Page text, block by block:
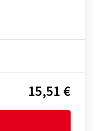
15,51 €